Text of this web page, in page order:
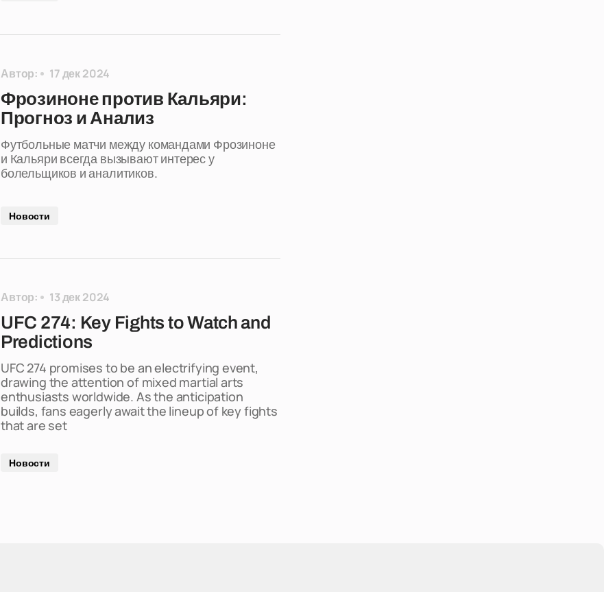
Автор: 17 дек 2024
Фрозиноне против Кальяри:
Прогноз и Анализ
Футбольные матчи между командами Фрозиноне
и Кальяри всегда вызывают интерес у
болельщиков и аналитиков.
Новости
Автор: 13 дек 2024
UFC 274: Key Fights to Watch and
Predictions
UFC 274 promises to be an electrifying event,
drawing the attention of mixed martial arts
enthusiasts worldwide. As the anticipation
builds, fans eagerly await the lineup of key fights
that are set
Новости